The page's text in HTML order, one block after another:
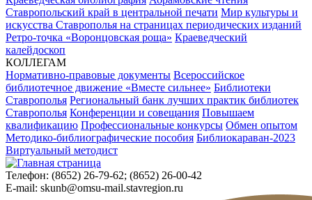
Ставропольский край в центральной печати Мир культуры и
искусства Ставрополья на страницах периодических изданий
Ретро-точка «Воронцовская роща» Краеведческий
калейдоскоп
КОЛЛЕГАМ
Нормативно-правовые документы Всероссийское
библиотечное движение «Вместе сильнее» Библиотеки
Ставрополья Региональный банк лучших практик библиотек
Ставрополья Конференции и совещания Повышаем
квалификацию Профессиональные конкурсы Обмен опытом
Методико-библиографические пособия Библиокараван-2023
Виртуальный методист
Телефон: (8652) 26-79-62; (8652) 26-00-42
E-mail: skunb@omsu-mail.stavregion.ru